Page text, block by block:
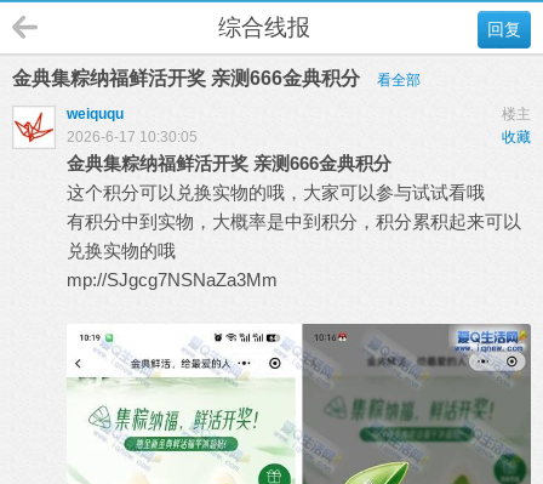
回复
综合线报
金典集粽纳福鲜活开奖 亲测666金典积分
看全部
楼主
weiququ
收藏
2026-6-17 10:30:05
金典集粽纳福鲜活开奖 亲测666金典积分
这个积分可以兑换实物的哦，大家可以参与试试看哦
有积分中到实物，大概率是中到积分，积分累积起来可以
兑换实物的哦
mp://SJgcg7NSNaZa3Mm